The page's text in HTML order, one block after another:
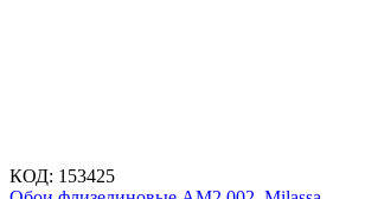
КОД: 153425